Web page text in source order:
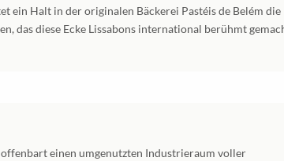
ein Halt in der originalen Bäckerei Pastéis de Belém die
das diese Ecke Lissabons international berühmt
einen umgenutzten Industrieraum voller